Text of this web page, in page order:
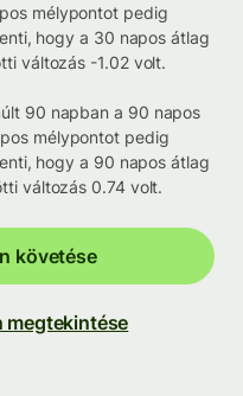
mélypontot pedig
hogy a 30 napos átlag
változás -1.02 volt.
90 napban a 90 napos
mélypontot pedig
hogy a 90 napos átlag
változás 0.74 volt.
követése
megtekintése